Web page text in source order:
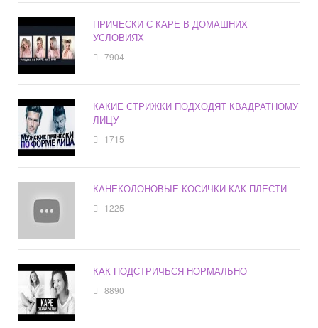
ПРИЧЕСКИ С КАРЕ В ДОМАШНИХ
УСЛОВИЯХ
7904
КАКИЕ СТРИЖКИ ПОДХОДЯТ КВАДРАТНОМУ
ЛИЦУ
1715
КАНЕКОЛОНОВЫЕ КОСИЧКИ КАК ПЛЕСТИ
1225
КАК ПОДСТРИЧЬСЯ НОРМАЛЬНО
8890